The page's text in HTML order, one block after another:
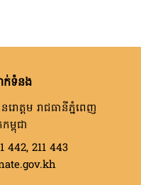
ក់ទំនង
រោត្តម រាជធានីភ្នំពេញ
ម្ពុជា
442, 211 443